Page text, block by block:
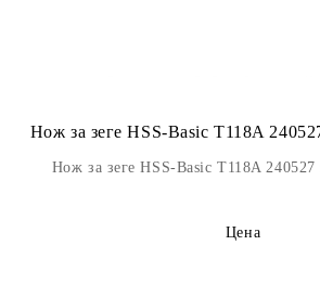
Нож за зеге HSS-Basic T118A
Нож за зеге HSS-Basic T118A 240527
Цена